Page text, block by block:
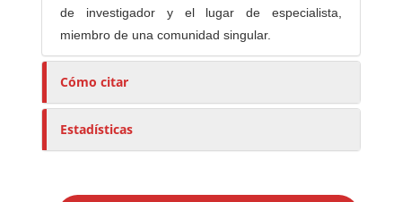
de investigador y el lugar de especialista,
miembro de una comunidad singular.
Cómo citar
Estadísticas